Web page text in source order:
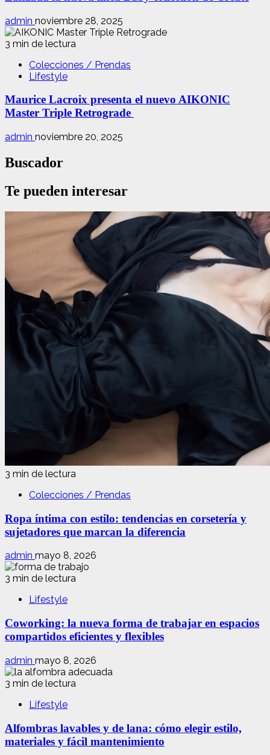
admin noviembre 28, 2025
3 min de lectura
Colecciones / Prendas
Lifestyle
Maurice Lacroix presenta el nuevo AIKONIC
Master Triple Retrograde
admin noviembre 20, 2025
Buscador
Te pueden interesar
3 min de lectura
Colecciones / Prendas
Ropa íntima con estilo: tendencias en corsetería y
sujetadores que marcan la diferencia
admin mayo 8, 2026
3 min de lectura
Lifestyle
Coworking: la nueva forma de trabajar en espacios
compartidos eficientes y flexibles
admin mayo 8, 2026
3 min de lectura
Lifestyle
Alfombras lavables y de lana: cómo elegir estilo,
materiales y fácil mantenimiento